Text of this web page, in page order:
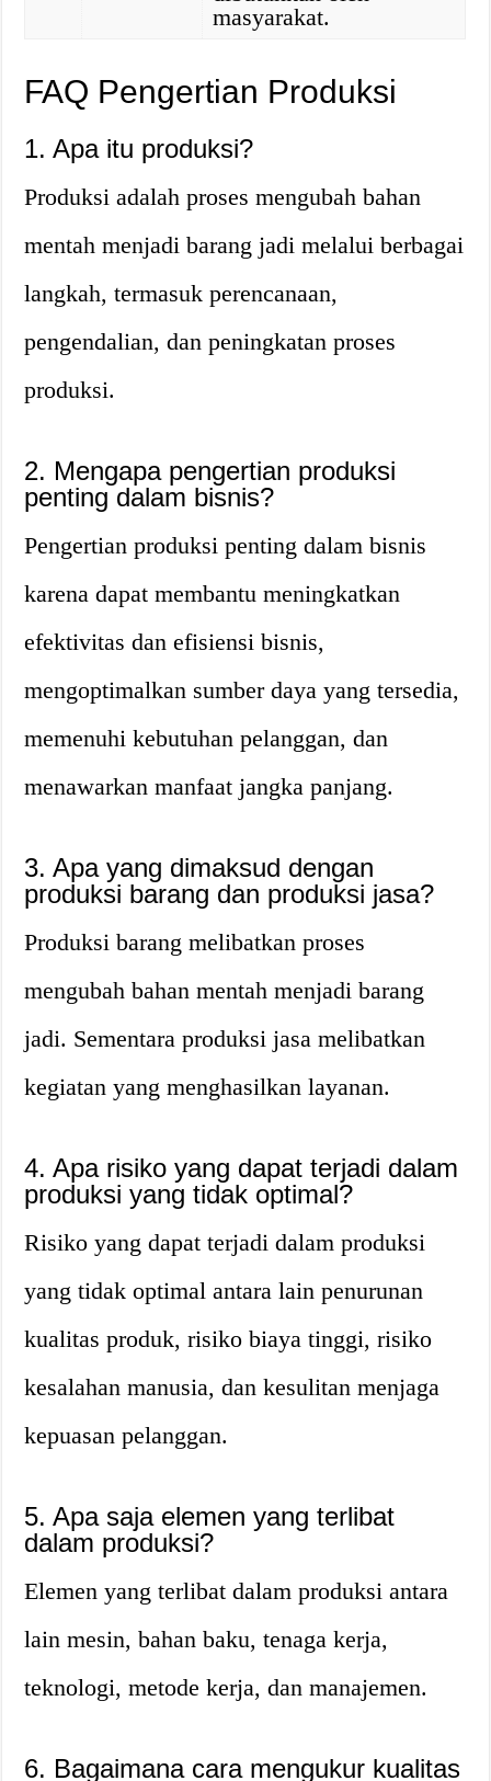
masyarakat.
FAQ Pengertian Produksi
1. Apa itu produksi?
Produksi adalah proses mengubah bahan
mentah menjadi barang jadi melalui berbagai
langkah, termasuk perencanaan,
pengendalian, dan peningkatan proses
produksi.
2. Mengapa pengertian produksi
penting dalam bisnis?
Pengertian produksi penting dalam bisnis
karena dapat membantu meningkatkan
efektivitas dan efisiensi bisnis,
mengoptimalkan sumber daya yang tersedia,
memenuhi kebutuhan pelanggan, dan
menawarkan manfaat jangka panjang.
3. Apa yang dimaksud dengan
produksi barang dan produksi jasa?
Produksi barang melibatkan proses
mengubah bahan mentah menjadi barang
jadi. Sementara produksi jasa melibatkan
kegiatan yang menghasilkan layanan.
4. Apa risiko yang dapat terjadi dalam
produksi yang tidak optimal?
Risiko yang dapat terjadi dalam produksi
yang tidak optimal antara lain penurunan
kualitas produk, risiko biaya tinggi, risiko
kesalahan manusia, dan kesulitan menjaga
kepuasan pelanggan.
5. Apa saja elemen yang terlibat
dalam produksi?
Elemen yang terlibat dalam produksi antara
lain mesin, bahan baku, tenaga kerja,
teknologi, metode kerja, dan manajemen.
6. Bagaimana cara mengukur kualitas